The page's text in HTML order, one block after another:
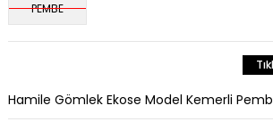
PEMBE
Hamile Gömlek Ekose Model Kemerli